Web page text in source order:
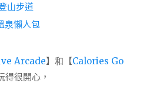
山步道
泉懶人包
Arcade】和【Calories Go
得很開心，